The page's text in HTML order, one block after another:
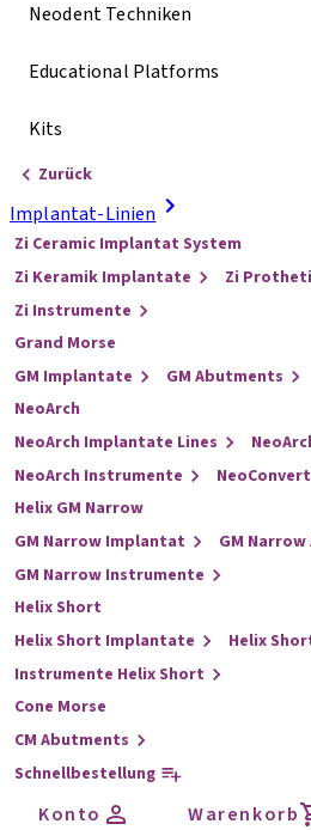
Neodent Techniken
Educational Platforms
Kits
Zurück
Implantat-Linien
Zi Ceramic Implantat System
Zi Keramik Implantate
Zi
Zi Instrumente
Grand Morse
GM Implantate
GM Abutments
NeoArch
NeoArch Implantate Lines
NeoArch Instrumente
NeoConvert
Helix GM Narrow
GM Narrow Implantat
GM
GM Narrow Instrumente
Helix Short
Helix Short Implantate
Helix
Instrumente Helix Short
Cone Morse
CM Abutments
Schnellbestellung
Konto Warenkorb